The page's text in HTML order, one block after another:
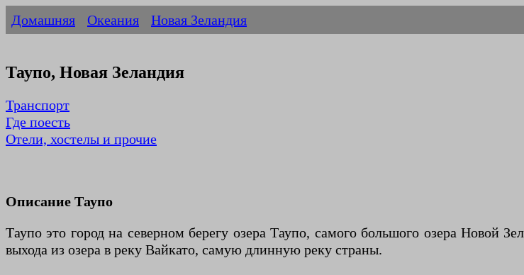
Домашняя Океания Новая Зеландия
Таупо, Новая Зеландия
Транспорт
Где поесть
Отели, хостелы и прочие
Описание Таупо
Таупо это город на северном берегу озера Таупо, самого большого озера Новой
выхода из озера в реку Вайкато, самую длинную реку страны.